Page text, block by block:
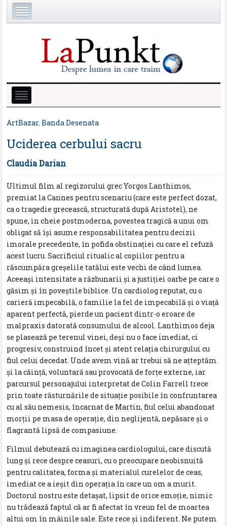
ArtBazar,Banda Desenata
Uciderea cerbului sacru
Claudia Darian
Ultimul film al regizorului grec Yorgos Lanthimos,
premiat la Cannes pentru scenariu (care este perfect dozat,
ca o tragedie grecească, structurată după Aristotel), ne
spune, in cheie postmoderna, povestea tragică a unui om
obligat să îşi asume responsabilitatea pentru decizii
imorale precedente, în pofida obstinaţiei cu care el refuză
acest lucru. Sacrificiul ritualic al copiilor pentru a
răscumpăra greşelile tatălui este vechi de când lumea.
Aceeaşi intensitate a răzbunarii şi a justiţiei oarbe pe care o
găsim şi în poveştile biblice. Un cardiolog reputat, cu o
carieră impecabilă, o familie la fel de impecabilă şi o viaţă
aparent perfectă, pierde un pacient dintr-o eroare de
malpraxis datorată consumului de alcool. Lanthimos deja
se plasează pe terenul vinei, deşi nu o face imediat, ci
progresiv, construind încet şi atent relaţia chirurgului cu
fiul celui decedat. Unde avem vină ar trebui să ne aţteptăm
şi la căinţă, voluntară sau provocată de forţe externe, iar
parcursul personajului interpretat de Colin Farrell trece
prin toate răsturnările de situaţie posibile în confruntarea
cu al său nemesis, încarnat de Martin, fiul celui abandonat
morţii pe masa de operaţie, din neglijentă, nepăsare şi o
flagrantă lipsă de compasiune.
Filmul debutează cu imaginea cardiologului, care discută
lung şi rece despre ceasuri, cu o preocupare neobisnuită
pentru calitatea, forma şi materialul curelelor de ceas,
imediat ce a ieşit din operaţia în care un om a murit.
Doctorul nostru este detaşat, lipsit de orice emoţie, nimic
nu trădează faptul că ar fi afectat în vreun fel de moartea
altui om în mâinile sale. Este rece şi indiferent. Ne putem